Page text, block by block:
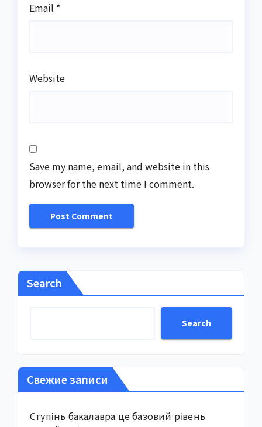
Email *
Website
Save my name, email, and website in this
browser for the next time I comment.
Search
Search
Свежие записи
Ступінь бакалавра це базовий рівень